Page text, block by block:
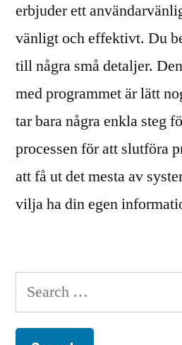
erbjuder ett
vänligt och effektivt. Du
till några små detaljer.
med programmet är lätt
tar bara några enkla steg
processen för att slutföra
att få ut det mesta av
vilja ha din egen
Search
for: